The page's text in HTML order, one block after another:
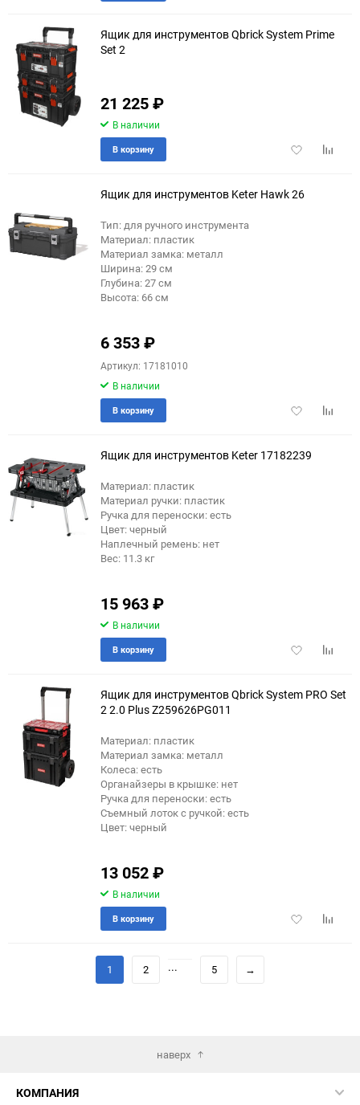
Ящик для инструментов Qbrick System Prime
Set 2
21 225₽
В наличии
Добавить
В корзину
Ящик для инструментов Keter Hawk 26
Тип: для ручного инструмента
Материал: пластик
Материал замка: металл
Ширина: 29 см
Глубина: 27 см
Высота: 66 см
6 353₽
Артикул: 17181010
В наличии
Добавить
В корзину
еще 2 фото
Ящик для инструментов Keter 17182239
Материал: пластик
Материал ручки: пластик
Ручка для переноски: есть
Цвет: черный
Наплечный ремень: нет
Вес: 11.3 кг
15 963₽
В наличии
Добавить
В корзину
Ящик для инструментов Qbrick System PRO Set
2 2.0 Plus Z259626PG011
Материал: пластик
Материал замка: металл
Колеса: есть
Органайзеры в крышке: нет
Ручка для переноски: есть
Съемный лоток с ручкой: есть
Цвет: черный
13 052₽
В наличии
Добавить
В корзину
1 2 ... 5 →
наверх
КОМПАНИЯ